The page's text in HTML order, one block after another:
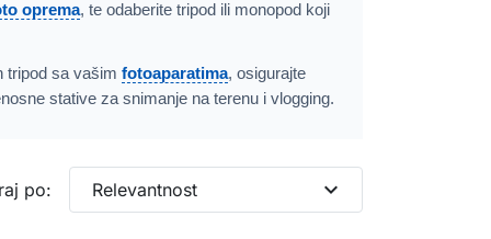
oprema, te odaberite tripod ili monopod koji
tripod sa vašim fotoaparatima, osigurajte
stative za snimanje na terenu i vlogging.
po: Relevantnost expand_more